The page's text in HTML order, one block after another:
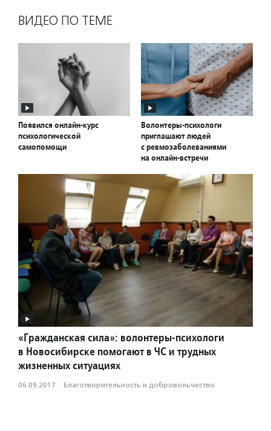
ВИДЕО ПО ТЕМЕ
Появился онлайн-курс
психологической
самопомощи
Волонтеры-психологи
приглашают людей
с ревмозаболеваниями
на онлайн-встречи
«Гражданская сила»: волонтеры-психологи
в Новосибирске помогают в ЧС и трудных
жизненных ситуациях
06.09.2017 · Благотвори­тель­ность и доброволь­чест­во